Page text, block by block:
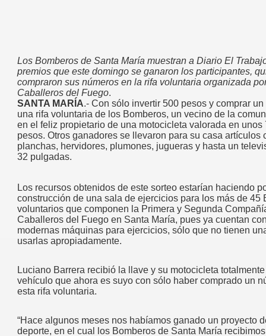
Los Bomberos de Santa María muestran a Diario El
premios que este domingo se ganaron los participantes,
compraron sus números en la rifa voluntaria organizada
Caballeros del Fuego.
SANTA MARÍA.- Con sólo invertir 500 pesos y comprar
una rifa voluntaria de los Bomberos, un vecino de la
en el feliz propietario de una motocicleta valorada en unos
pesos. Otros ganadores se llevaron para su casa artículos
planchas, hervidores, plumones, jugueras y hasta un
32 pulgadas.
Los recursos obtenidos de este sorteo estarían haciendo
construcción de una sala de ejercicios para los más de 45
voluntarios que componen la Primera y Segunda
Caballeros del Fuego en Santa María, pues ya cuentan
modernas máquinas para ejercicios, sólo que no tienen
usarlas apropiadamente.
Luciano Barrera recibió la llave y su motocicleta
vehículo que ahora es suyo con sólo haber comprado un
esta rifa voluntaria.
“Hace algunos meses nos habíamos ganado un proyecto
deporte, en el cual los Bomberos de Santa María